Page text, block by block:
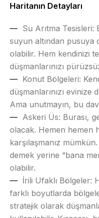
Haritanın Detayları
Su Arıtma Tesisleri:
suyun altından
olabilir. Hem kendinizi
düşmanlarınızı
Konut Bölgeleri:
düşmanlarınızı evinize
Ama unutmayın, bu
Askeri Üs: Burası,
olacak. Hemen hemen
karşılaşmanız
demek yerine “bana
olabilir.
İrili Ufaklı Bölgeler:
farklı boyutlarda
stratejik olarak